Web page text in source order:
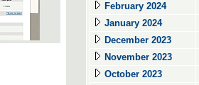
February 2024
January 2024
December 2023
November 2023
October 2023